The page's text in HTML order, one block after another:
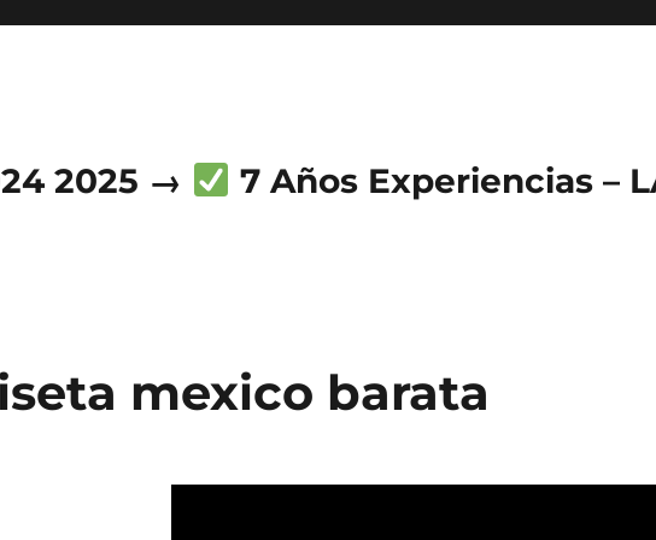
2025 → 7 Años Experiencias –
mexico barata